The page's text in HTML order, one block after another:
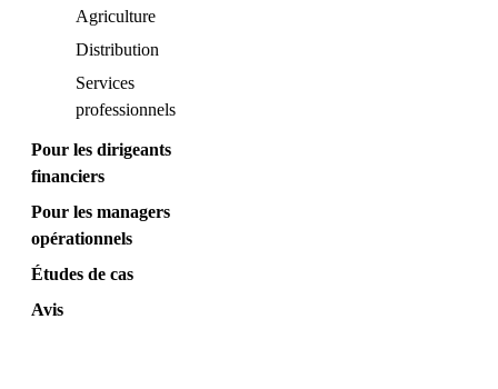
Agriculture
Distribution
Services
professionnels
Pour les dirigeants
financiers
Pour les managers
opérationnels
Études de cas
Avis